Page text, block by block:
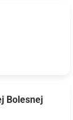
Bolesnej